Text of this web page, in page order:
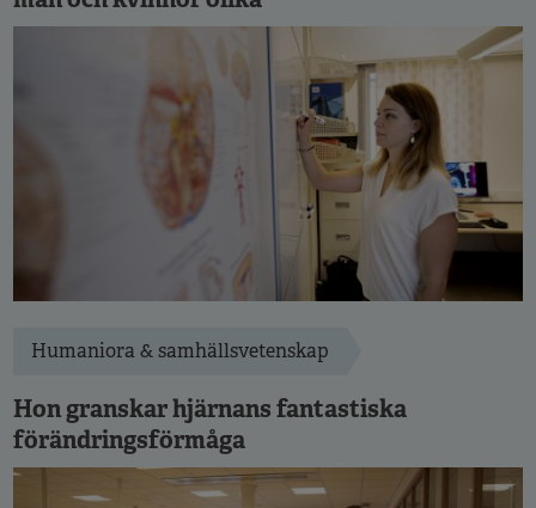
Humaniora & samhällsvetenskap
Hon granskar hjärnans fantastiska
förändringsförmåga